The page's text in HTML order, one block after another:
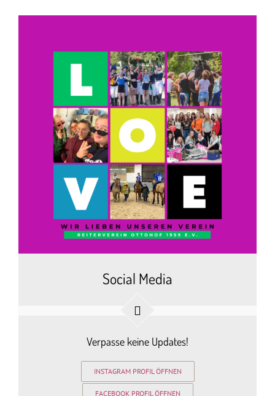
Social Media
Verpasse keine Updates!
INSTAGRAM PROFIL ÖFFNEN
FACEBOOK PROFIL ÖFFNEN